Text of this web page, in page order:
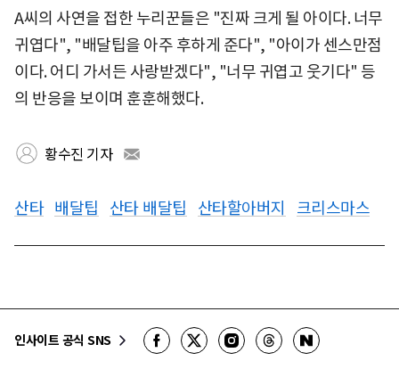
A씨의 사연을 접한 누리꾼들은 "진짜 크게 될 아이다. 너무
귀엽다", "배달팁을 아주 후하게 준다", "아이가 센스만점
이다. 어디 가서든 사랑받겠다", "너무 귀엽고 웃기다" 등
의 반응을 보이며 훈훈해했다.
황수진 기자
산타 배달팁 산타 배달팁 산타할아버지 크리스마스
인사이트 공식 SNS